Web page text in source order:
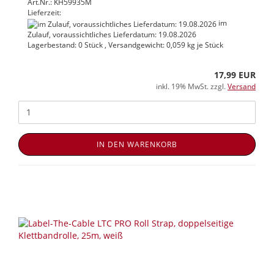
Art.Nr.: KH59935M
Lieferzeit:
im
Zulauf, voraussichtliches Lieferdatum: 19.08.2026
Lagerbestand: 0 Stück , Versandgewicht:0,059 kg je Stück
17,99 EUR
inkl. 19% MwSt. zzgl.Versand
IN DEN WARENKORB